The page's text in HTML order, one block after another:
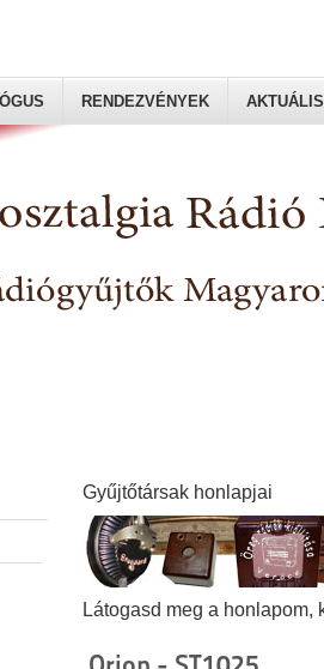
Klubja
RENDEZVÉNYEK AKTUÁLIS
Gyűjtőtársak honlapjai
Látogasd meg a honlapom,